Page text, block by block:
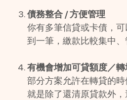
債務整合 / 方便管理
你有多筆信貸或卡債，
到一筆，繳款比較集中、
有機會增加可貸額度／
部分方案允許在轉貸的
就是除了還清原貸款外，